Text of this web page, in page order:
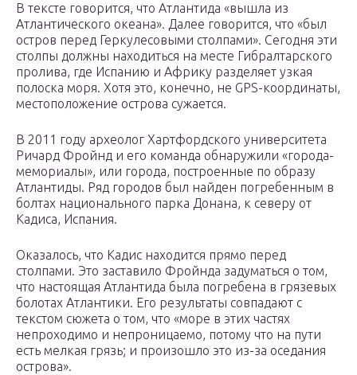
В тексте говорится, что Атлантида «вышла из
Атлантического океана». Далее говорится, что «был
остров перед Геркулесовыми столпами». Сегодня эти
столпы должны находиться на месте Гибралтарского
пролива, где Испанию и Африку разделяет узкая
полоска моря. Хотя это, конечно, не GPS-координаты,
местоположение острова сужается.
В 2011 году археолог Хартфордского университета
Ричард Фройнд и его команда обнаружили «города-
мемориалы», или города, построенные по образу
Атлантиды. Ряд городов был найден погребенным в
болтах национального парка Донана, к северу от
Кадиса, Испания.
Оказалось, что Кадис находится прямо перед
столпами. Это заставило Фройнда задуматься о том,
что настоящая Атлантида была погребена в грязевых
болотах Атлантики. Его результаты совпадают с
текстом сюжета о том, что «море в этих частях
непроходимо и непроницаемо, потому что на пути
есть мелкая грязь; и произошло это из-за оседания
острова».